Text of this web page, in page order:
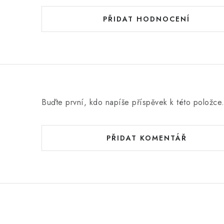
PŘIDAT HODNOCENÍ
Buďte první, kdo napíše příspěvek k této položce.
PŘIDAT KOMENTÁŘ